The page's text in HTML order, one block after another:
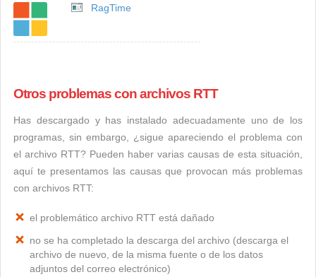
RagTime
Otros problemas con archivos RTT
Has descargado y has instalado adecuadamente uno de los
programas, sin embargo, ¿sigue apareciendo el problema con
el archivo RTT? Pueden haber varias causas de esta situación,
aquí te presentamos las causas que provocan más problemas
con archivos RTT:
el problemático archivo RTT está dañado
no se ha completado la descarga del archivo (descarga el
archivo de nuevo, de la misma fuente o de los datos
adjuntos del correo electrónico)